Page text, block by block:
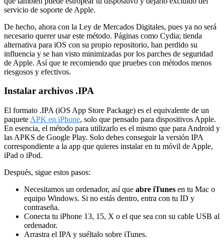
servicio de soporte de Apple.
De hecho, ahora con la Ley de Mercados Digitales, pues ya no será
necesario querer usar este método. Páginas como Cydia; tienda
alternativa para iOS con su propio repositorio, han perdido su
influencia y se han visto minimizadas por los parches de seguridad
de Apple. Así que te recomiendo que pruebes con métodos menos
riesgosos y efectivos.
Instalar archivos .IPA
El formato .IPA (iOS App Store Package) es el equivalente de un
paquete APK en iPhone, solo que pensado para dispositivos Apple.
En esencia, el método para utilizarlo es el mismo que para Android y
las APKS de Google Play. Solo debes conseguir la versión IPA
correspondiente a la app que quieres instalar en tu móvil de Apple,
iPad o iPod.
Después, sigue estos pasos:
Necesitamos un ordenador, así que abre iTunes en tu Mac o
equipo Windows. Si no estás dentro, entra con tu ID y
contraseña.
Conecta tu iPhone 13, 15, X o el que sea con su cable USB al
ordenador.
Arrastra el IPA y suéltalo sobre iTunes.